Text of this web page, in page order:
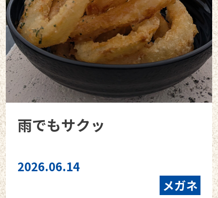
雨でもサクッ
2026.06.14
メガネ